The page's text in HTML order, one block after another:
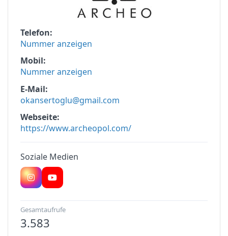
Telefon
Nummer anzeigen
Mobil
Nummer anzeigen
E-Mail
okansertoglu@gmail.com
Webseite
https://www.archeopol.com/
Soziale Medien
Gesamtaufrufe
3.583